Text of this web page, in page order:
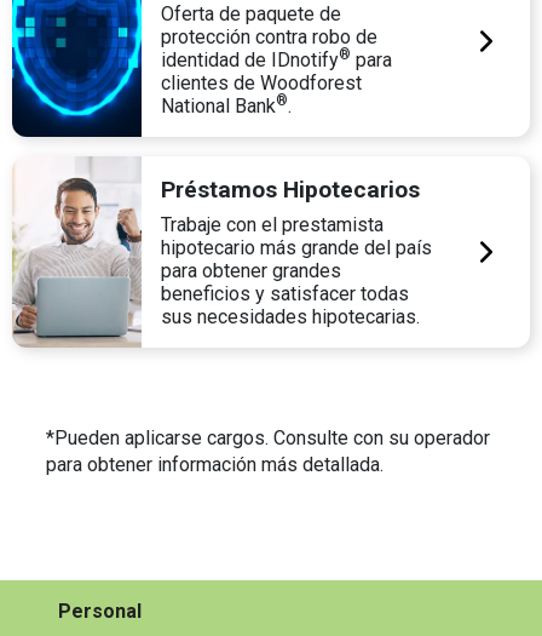
Oferta de paquete de
protección contra robo de
identidad de IDnotify® para
clientes de Woodforest
National Bank®.
Préstamos Hipotecarios
Trabaje con el prestamista
hipotecario más grande del país
para obtener grandes
beneficios y satisfacer todas
sus necesidades hipotecarias.
*Pueden aplicarse cargos. Consulte con su operador
para obtener información más detallada.
Personal